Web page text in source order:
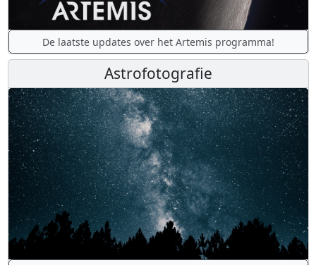
De laatste updates over het Artemis programma!
Astrofotografie